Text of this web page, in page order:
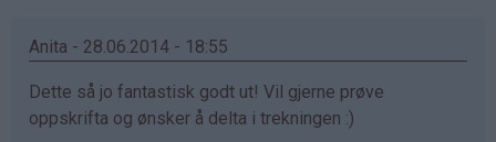
Anita - 28.06.2014 - 18:55
Dette så jo fantastisk godt ut! Vil gjerne prøve
oppskrifta og ønsker å delta i trekningen :)